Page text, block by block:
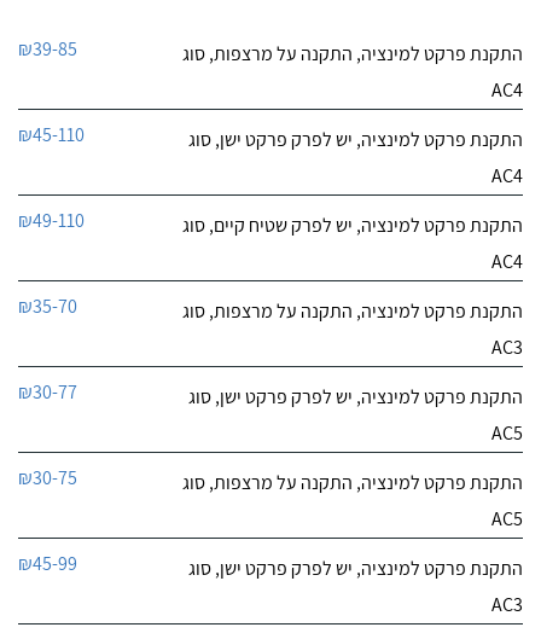
התקנת פרקט למינציה, התקנה על מרצפות, סוג
AC4
₪39-85
התקנת פרקט למינציה, יש לפרק פרקט ישן, סוג
AC4
₪45-110
התקנת פרקט למינציה, יש לפרק שטיח קיים, סוג
AC4
₪49-110
התקנת פרקט למינציה, התקנה על מרצפות, סוג
AC3
₪35-70
התקנת פרקט למינציה, יש לפרק פרקט ישן, סוג
AC5
₪30-77
התקנת פרקט למינציה, התקנה על מרצפות, סוג
AC5
₪30-75
התקנת פרקט למינציה, יש לפרק פרקט ישן, סוג
AC3
₪45-99